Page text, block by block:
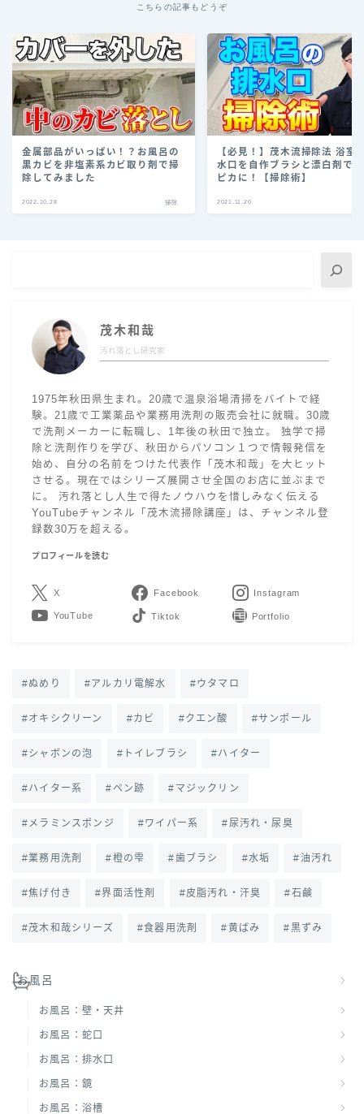
こちらの記事もどうぞ
金属部品がいっぱい！？お風呂の
黒カビを非塩素系カビ取り剤で掃
除してみました
2022.10.28 掃除
【必見！】茂木流掃除法 浴室
水口を自作ブラシと漂白剤で
ピカに！【掃除術】
2021.11.20
茂木和哉
汚れ落とし研究家
1975年秋田県生まれ。20歳で温泉浴場清掃をバイトで経
験。21歳で工業薬品や業務用洗剤の販売会社に就職。30歳
で洗剤メーカーに転職し、1年後の秋田で独立。 独学で掃
除と洗剤作りを学び、秋田からパソコン１つで情報発信を
始め、自分の名前をつけた代表作「茂木和哉」を大ヒット
させる。現在ではシリーズ展開させ全国のお店に並ぶまで
に。 汚れ落とし人生で得たノウハウを惜しみなく伝える
YouTubeチャンネル「茂木流掃除講座」は、チャンネル登
録数30万を超える。
プロフィールを読む
X Facebook Instagram
YouTube LINE Contact
ぬめり アルカリ電解水 ウタマロ
オキシクリーン カビ クエン酸 サンポール
シャボンの泡 トイレブラシ ハイター
ハイター系 ペン跡 マジックリン
メラミンスポンジ ワイパー系 尿汚れ・尿臭
業務用洗剤 橙の雫 歯ブラシ 水垢 油汚れ
焦げ付き 界面活性剤 皮脂汚れ・汗臭 石鹸
茂木和哉シリーズ 食器用洗剤 黄ばみ 黒ずみ
お風呂
お風呂：壁・天井
お風呂：蛇口
お風呂：排水口
お風呂：鏡
お風呂：浴槽